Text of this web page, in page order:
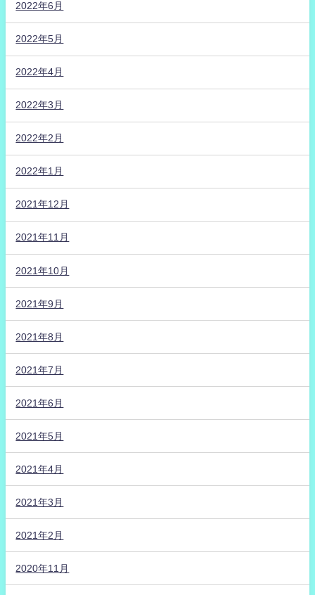
2022年6月
2022年5月
2022年4月
2022年3月
2022年2月
2022年1月
2021年12月
2021年11月
2021年10月
2021年9月
2021年8月
2021年7月
2021年6月
2021年5月
2021年4月
2021年3月
2021年2月
2020年11月